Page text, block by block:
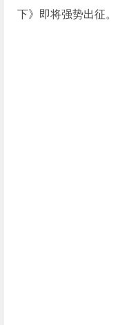
下》即将强势出征。